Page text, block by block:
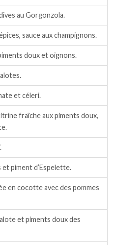
au Gorgonzola.
sauce aux champignons.
doux et oignons.
et céleri.
fraîche aux piments doux,
et piment d’Espelette.
en cocotte avec des pommes
et piments doux des